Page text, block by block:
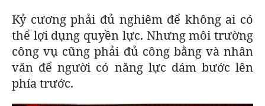
Kỷ cương phải đủ nghiêm để không ai có
thể lợi dụng quyền lực. Nhưng môi trường
công vụ cũng phải đủ công bằng và nhân
văn để người có năng lực dám bước lên
phía trước.